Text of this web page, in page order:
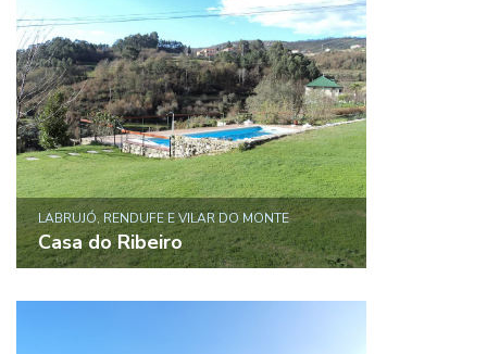
LABRUJÓ, RENDUFE E VILAR DO MONTE
Casa do Ribeiro